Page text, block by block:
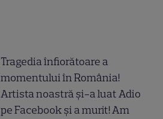
Tragedia înfiorătoare a
momentului în România!
Artista noastră și-a luat Adio
pe Facebook și a murit! Am